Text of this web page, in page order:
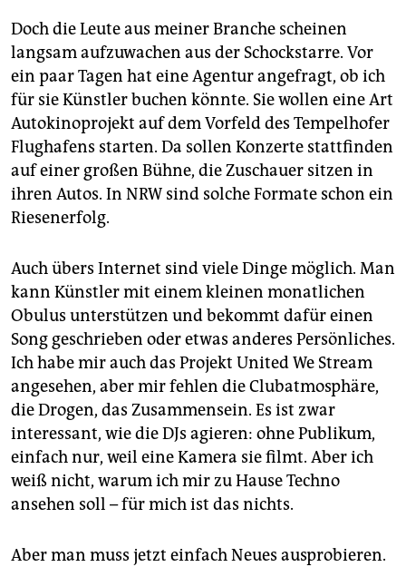
Doch die Leute aus meiner Branche scheinen
langsam aufzuwachen aus der Schockstarre. Vor
ein paar Tagen hat eine Agentur angefragt, ob ich
für sie Künstler buchen könnte. Sie wollen eine Art
Auto­kino­projekt auf dem Vorfeld des Tempelhofer
Flughafens starten. Da sollen Konzerte stattfinden
auf einer großen Bühne, die Zuschauer sitzen in
ihren Autos. In NRW sind solche Formate schon ein
Riesenerfolg.
Auch übers Internet sind viele Dinge möglich. Man
kann Künstler mit einem kleinen monatlichen
Obulus unterstützen und bekommt dafür einen
Song geschrieben oder etwas anderes Persönliches.
Ich habe mir auch das Projekt ­United We Stream
angesehen, aber mir fehlen die Clubatmosphäre,
die Drogen, das Zusammensein. Es ist zwar
interessant, wie die DJs agieren: ohne Publikum,
einfach nur, weil eine Kamera sie filmt. Aber ich
weiß nicht, warum ich mir zu Hause Techno
ansehen soll – für mich ist das nichts.
Aber man muss jetzt einfach Neues ausprobieren.